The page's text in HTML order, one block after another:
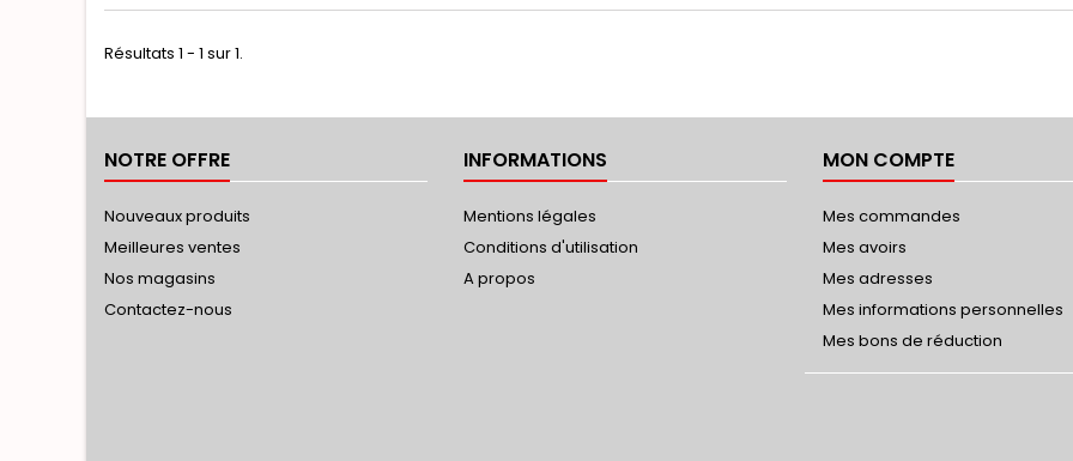
Résultats 1 - 1 sur 1.
NOTRE OFFRE
Nouveaux produits
Meilleures ventes
Nos magasins
Contactez-nous
INFORMATIONS
Mentions légales
Conditions d'utilisation
A propos
MON COMPTE
Mes commandes
Mes avoirs
Mes adresses
Mes informations personnelles
Mes bons de réduction